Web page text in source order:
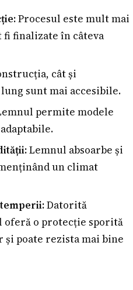
Procesul este mult mai
fi finalizate în câteva
cât și
sunt mai accesibile.
permite modele
Lemnul absoarbe și
un climat
Datorită
o protecție sporită
poate rezista mai bine